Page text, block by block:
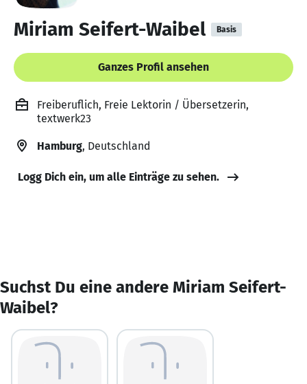
Miriam Seifert-Waibel Basis
Ganzes Profil ansehen
Freiberuflich, Freie Lektorin / Übersetzerin,
textwerk23
Hamburg, Deutschland
Logg Dich ein, um alle Einträge zu sehen.
Suchst Du eine andere Miriam Seifert-
Waibel?